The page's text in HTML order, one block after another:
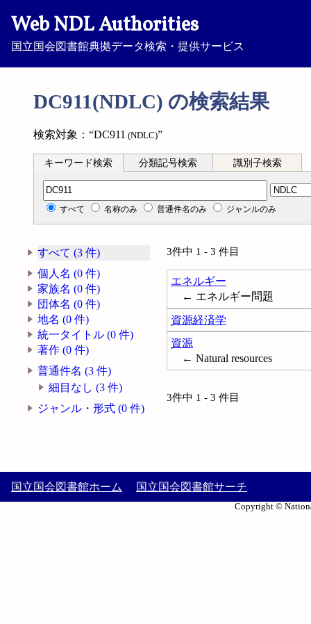
Web NDL Authorities
国立国会図書館典拠データ検索・提供サービス
DC911(NDLC) の検索結果
検索対象：“DC911 (NDLC)”
キーワード検索 分類記号検索 識別子検索
分類記号検索
すべて 名称のみ 普通件名のみ ジャンルのみ
すべて (3 件)
個人名 (0 件)
家族名 (0 件)
団体名 (0 件)
地名 (0 件)
統一タイトル (0 件)
著作 (0 件)
普通件名 (3 件)
細目なし (3 件)
ジャンル・形式 (0 件)
3件中 1 - 3 件目
エネルギー
← エネルギー問題
資源経済学
資源
← Natural resources
3件中 1 - 3 件目
国立国会図書館ホーム 国立国会図書館サーチ
Copyright ©